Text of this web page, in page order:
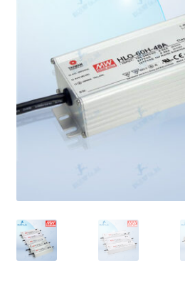
Marvel electric
Miro
Download Catalog
รับเหมาออกแบบติดตั้ง